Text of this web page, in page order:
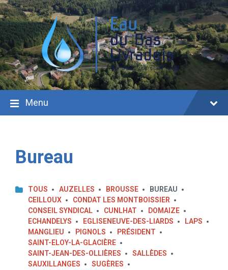
Aller
au
contenu
Passer
à
la
navigation
principale
Passer
au
pied
de
page
Menu
Bureau
TOUS AUZELLES BROUSSE
BUREAU
CEILLOUX
CONDAT LES MONTBOISSIER
CONSEIL SYNDICAL
CUNLHAT
DOMAIZE
ECHANDELYS
EGLISENEUVE-DES-LIARDS
LAPS
MANGLIEU
PIGNOLS
PRÉSIDENT
SAINT-ELOY-LA-GLACIÈRE
SAINT-JEAN-DES-OLLIÈRES
SALLÈDES
SAUXILLANGES
SUGÈRES